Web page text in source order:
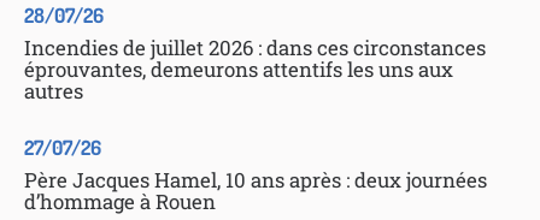
28/07/26
Incendies de juillet 2026 : dans ces circonstances
éprouvantes, demeurons attentifs les uns aux
autres
27/07/26
Père Jacques Hamel, 10 ans après : deux journées
d’hommage à Rouen